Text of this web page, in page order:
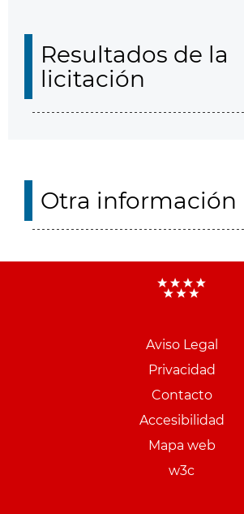
Resultados de la
licitación
Otra información
Aviso Legal
Privacidad
Contacto
Accesibilidad
Mapa web
w3c